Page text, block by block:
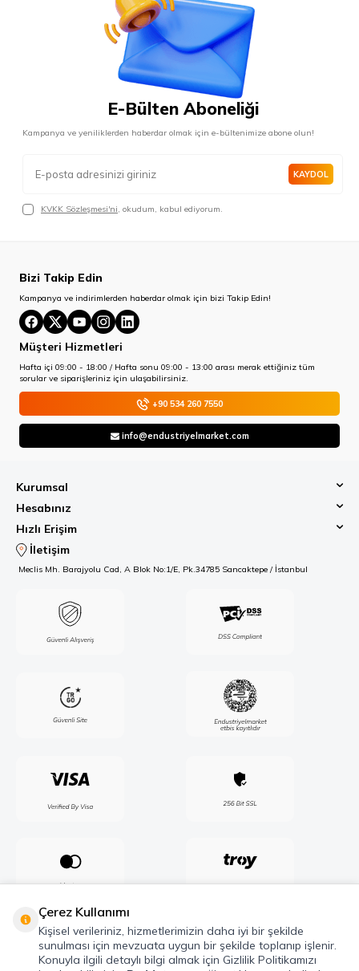
E-Bülten Aboneliği
Kampanya ve yeniliklerden haberdar olmak için e-bültenimize abone olun!
KAYDOL
KVKK Sözleşmesi'ni , okudum, kabul ediyorum.
Bizi Takip Edin
Kampanya ve indirimlerden haberdar olmak için bizi Takip Edin!
Müşteri Hizmetleri
Hafta içi 09:00 - 18:00 / Hafta sonu 09:00 - 13:00 arası merak ettiğiniz tüm
sorular ve siparişleriniz için ulaşabilirsiniz.
+90 534 260 7550
info@endustriyelmarket.com
Kurumsal
Hesabınız
Hızlı Erişim
İletişim
Meclis Mh. Barajyolu Cad, A Blok No:1/E, Pk.34785 Sancaktepe / İstanbul
Çerez Kullanımı
Kişisel verileriniz, hizmetlerimizin daha iyi bir şekilde
sunulması için mevzuata uygun bir şekilde toplanıp işlenir.
Konuyla ilgili detaylı bilgi almak için Gizlilik Politikamızı